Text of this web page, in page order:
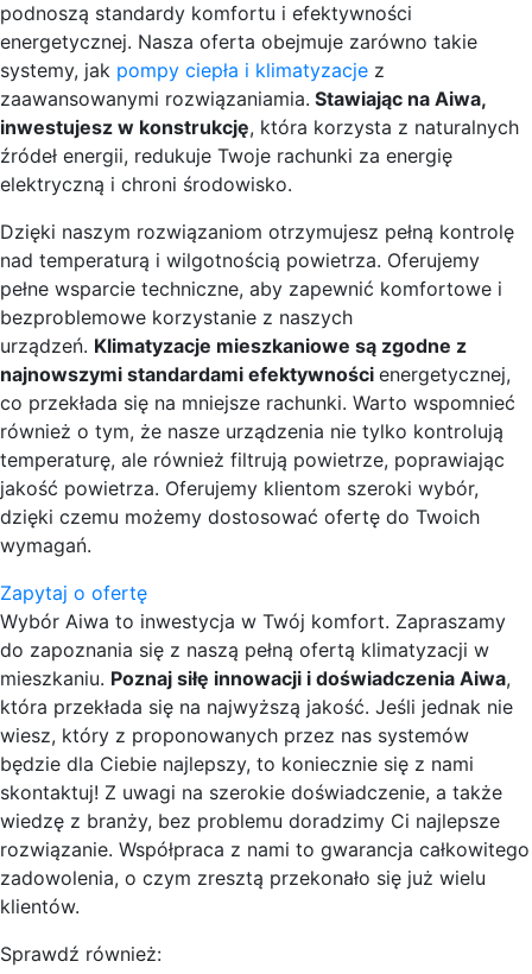
podnoszą standardy komfortu i efektywności
energetycznej. Nasza oferta obejmuje zarówno takie
systemy, jak pompy ciepła i klimatyzacje z
zaawansowanymi rozwiązaniamia. Stawiając na Aiwa,
inwestujesz w konstrukcję, która korzysta z naturalnych
źródeł energii, redukuje Twoje rachunki za energię
elektryczną i chroni środowisko.
Dzięki naszym rozwiązaniom otrzymujesz pełną kontrolę
nad temperaturą i wilgotnością powietrza. Oferujemy
pełne wsparcie techniczne, aby zapewnić komfortowe i
bezproblemowe korzystanie z naszych
urządzeń. Klimatyzacje mieszkaniowe są zgodne z
najnowszymi standardami efektywności energetycznej,
co przekłada się na mniejsze rachunki. Warto wspomnieć
również o tym, że nasze urządzenia nie tylko kontrolują
temperaturę, ale również filtrują powietrze, poprawiając
jakość powietrza. Oferujemy klientom szeroki wybór,
dzięki czemu możemy dostosować ofertę do Twoich
wymagań.
Zapytaj o ofertę
Wybór Aiwa to inwestycja w Twój komfort. Zapraszamy
do zapoznania się z naszą pełną ofertą klimatyzacji w
mieszkaniu. Poznaj siłę innowacji i doświadczenia Aiwa,
która przekłada się na najwyższą jakość. Jeśli jednak nie
wiesz, który z proponowanych przez nas systemów
będzie dla Ciebie najlepszy, to koniecznie się z nami
skontaktuj! Z uwagi na szerokie doświadczenie, a także
wiedzę z branży, bez problemu doradzimy Ci najlepsze
rozwiązanie. Współpraca z nami to gwarancja całkowitego
zadowolenia, o czym zresztą przekonało się już wielu
klientów.
Sprawdź również: